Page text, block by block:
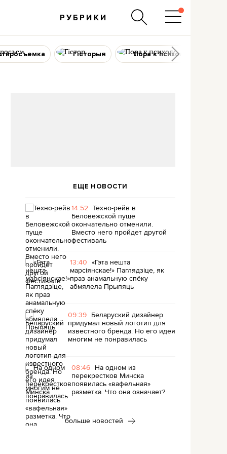
РУБРИКИ
Гісторыя Пора к психологу
ЕЩЕ НОВОСТИ
14:52 Техно-рейв в
Беловежской пуще
окончательно отменили.
Вместо него пройдет другой
фестиваль
13:40 «Гэта нешта
марсіянскае!» Паглядзіце, як
праз анамальную спёку
абмялела Прыпяць
09:39 Беларуский дизайнер
придумал новый логотип для
известного бренда. Но его идея
многим не понравилась
08:46 На одном из
перекрестков Минска
появилась «вафельная»
разметка. Что она означает?
больше новостей